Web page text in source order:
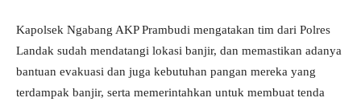
Kapolsek Ngabang AKP Prambudi mengatakan tim dari Polres
Landak sudah mendatangi lokasi banjir, dan memastikan adanya
bantuan evakuasi dan juga kebutuhan pangan mereka yang
terdampak banjir, serta memerintahkan untuk membuat tenda